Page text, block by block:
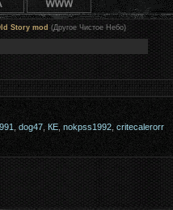
Story mod (Другое Чистое Небо)
,dog47 КЕ nokpss1992, critecalerorr